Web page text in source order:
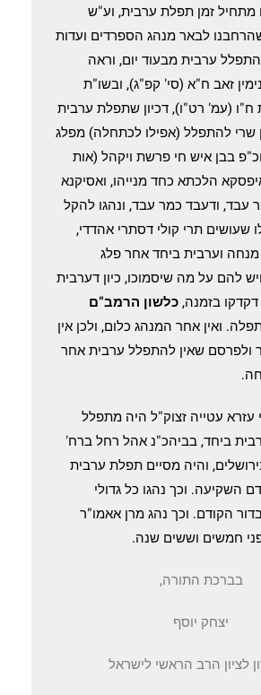
מתחיל זמן תפלת ערבית, וע"ש
לבאר מנהג הספרדים ועדות
ערבית מבעוד יום, וראה
זאב ח"א (סי' קפ"ג), ובשו"ת
ח"ו (עמ' רט"ו), דכיון שתפלת ערבית
שרי להתפלל (אפילו לכתחלה) מפלג
בבן איש חי פרשת ויקהל (אות
הלכתא כחד מנייהו, ואסיקנא
עבד, ודעבד כמר עבד, ונהגו להקל
שעושים תרי קולי דסתרי אהדדי,
וערבית ביחד אחר פלג
להם על מה שיסמוכו, כיון דערבית
בזמנה, כלשון הרמב"ם
ואין אחר המנהג כלום, ולכן אין
ולפרסם שאין להתפלל ערבית אחר
עזרא עטייה זצוק"ל היה מתפלל
ביחד, בביהכ"נ אהל רחל ברח'
והיה מסיים תפלת ערבית
השקיעה. וכך נהגו כל גדולי
הקודם. וכך נהג מרן אאמו"ר
חמשים וששים שנה.
בברכת התורה,
יצחק יוסף
לציון הרב הראשי לישראל